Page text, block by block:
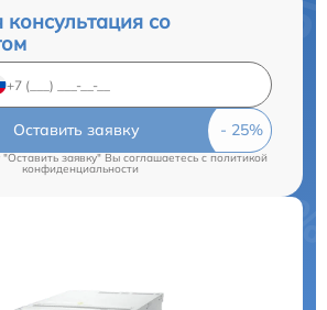
консультация со
Оставить заявку
заявку" Вы соглашаетесь c политикой
конфиденциальности